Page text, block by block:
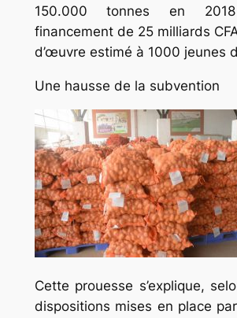
150.000 tonnes en
financement de 25 milliards
d’œuvre estimé à 1000 jeunes
Une hausse de la subvention
Cette prouesse s’explique,
dispositions mises en place